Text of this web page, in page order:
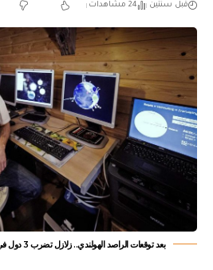
قبل سنتين 24 مشاهدات
بعد توقعات الراصد الهولندي.. زلازل تضرب 3 دول في يوم واحد